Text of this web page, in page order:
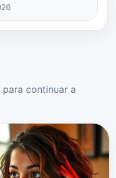
continuar a